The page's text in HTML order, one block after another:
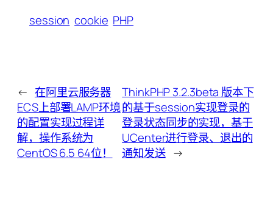
session cookie PHP
← 在阿里云服务器
ECS上部署LAMP环境
的配置实现过程详
解，操作系统为
CentOS 6.5 64位！
ThinkPHP 3.2.3beta 版本下
的基于session实现登录的
登录状态同步的实现，基于
UCenter进行登录、退出的
通知发送 →